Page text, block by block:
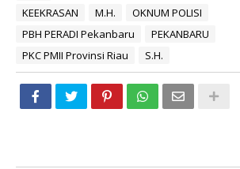
KEEKRASAN
M.H.
OKNUM POLISI
PBH PERADI Pekanbaru
PEKANBARU
PKC PMII Provinsi Riau
S.H.